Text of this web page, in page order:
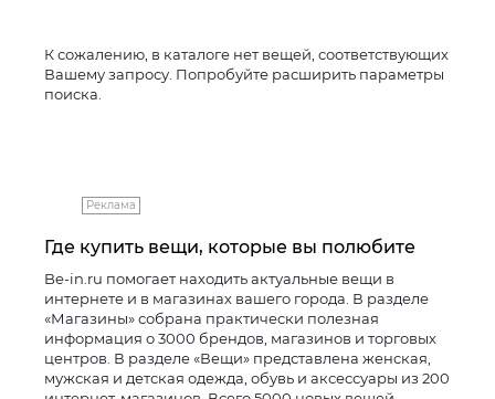
К сожалению, в каталоге нет вещей, соответствующих
Вашему запросу. Попробуйте расширить параметры
поиска.
Реклама
Где купить вещи, которые вы полюбите
Be-in.ru помогает находить актуальные вещи в
интернете и в магазинах вашего города. В разделе
«Магазины» собрана практически полезная
информация о 3000 брендов, магазинов и торговых
центров. В разделе «Вещи» представлена женская,
мужская и детская одежда, обувь и аксессуары из 200